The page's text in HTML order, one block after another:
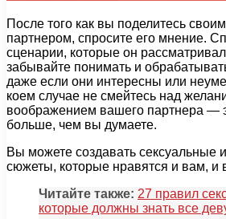
После того как вы поделитесь
партнером, спросите его мнение.
сценарии, которые он
забывайте понимать и
даже если они интересны или
коем случае не смейтесь над
воображением вашего партнера —
больше, чем вы думаете.
Вы можете создавать сексуальные
сюжеты, которые нравятся и вам, и
Читайте также: 27 правил
которые должны знать все